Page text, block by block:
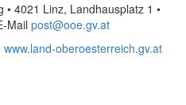
4021 Linz, Landhausplatz 1 •
Mail post@ooe.gv.at
www.land-oberoesterreich.gv.at